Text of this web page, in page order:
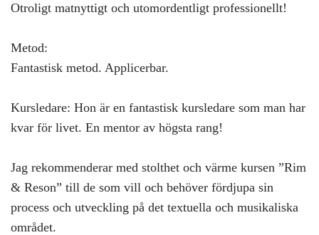
Otroligt matnyttigt och utomordentligt professionellt!
Metod:
Fantastisk metod. Applicerbar.
Kursledare: Hon är en fantastisk kursledare som man har
kvar för livet. En mentor av högsta rang!
Jag rekommenderar med stolthet och värme kursen ”Rim
& Reson” till de som vill och behöver fördjupa sin
process och utveckling på det textuella och musikaliska
området.